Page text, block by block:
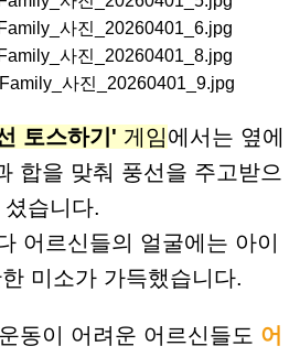
토스하기' 게임에서는 옆에
합을 맞춰 풍선을 주고받으
셨습니다.
어르신들의 얼굴에는 아이
미소가 가득했습니다.
동이 어려운 어르신들도 어